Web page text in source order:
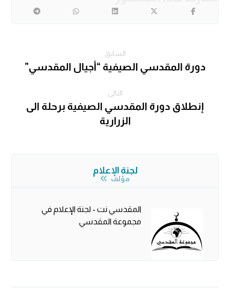
السابق
دورة المقدسي الصيفية “أجيال المقدسي”
التالى
إنطلاق دورة المقدسي الصيفية برحلة الى
الزرارية
لجنة الإعلام
مؤلف
المقدسي نت - لجنة الإعلام في
مجموعة المقدسي